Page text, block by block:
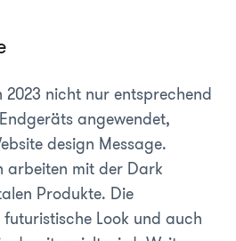
2023 nicht nur entsprechend
angewendet,
design Message.
arbeiten mit der Dark
Produkte. Die
Look und auch